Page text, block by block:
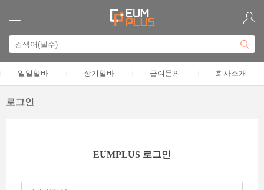
일일알바 장기알바 급여문의 회사소개
로그인
EUMPLUS 로그인